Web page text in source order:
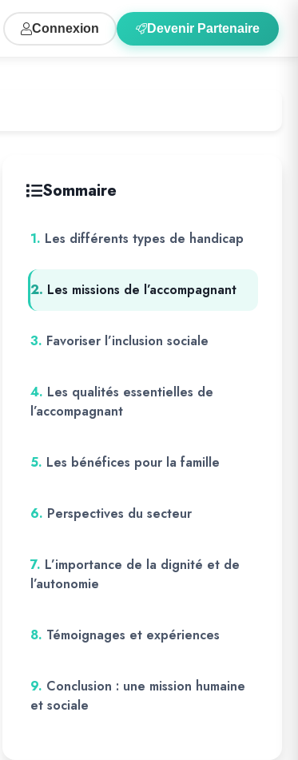
Connexion Devenir Partenaire
Sommaire
1. Les différents types de handicap
2. Les missions de l’accompagnant
3. Favoriser l’inclusion sociale
4. Les qualités essentielles de
l’accompagnant
5. Les bénéfices pour la famille
6. Perspectives du secteur
7. L’importance de la dignité et de
l’autonomie
8. Témoignages et expériences
9. Conclusion : une mission humaine
et sociale